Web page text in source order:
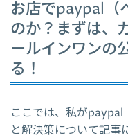
お店でpaypal（
のか？まずは、
ールインワンの
る！
ここでは、私がpaypal
と解決策について記事